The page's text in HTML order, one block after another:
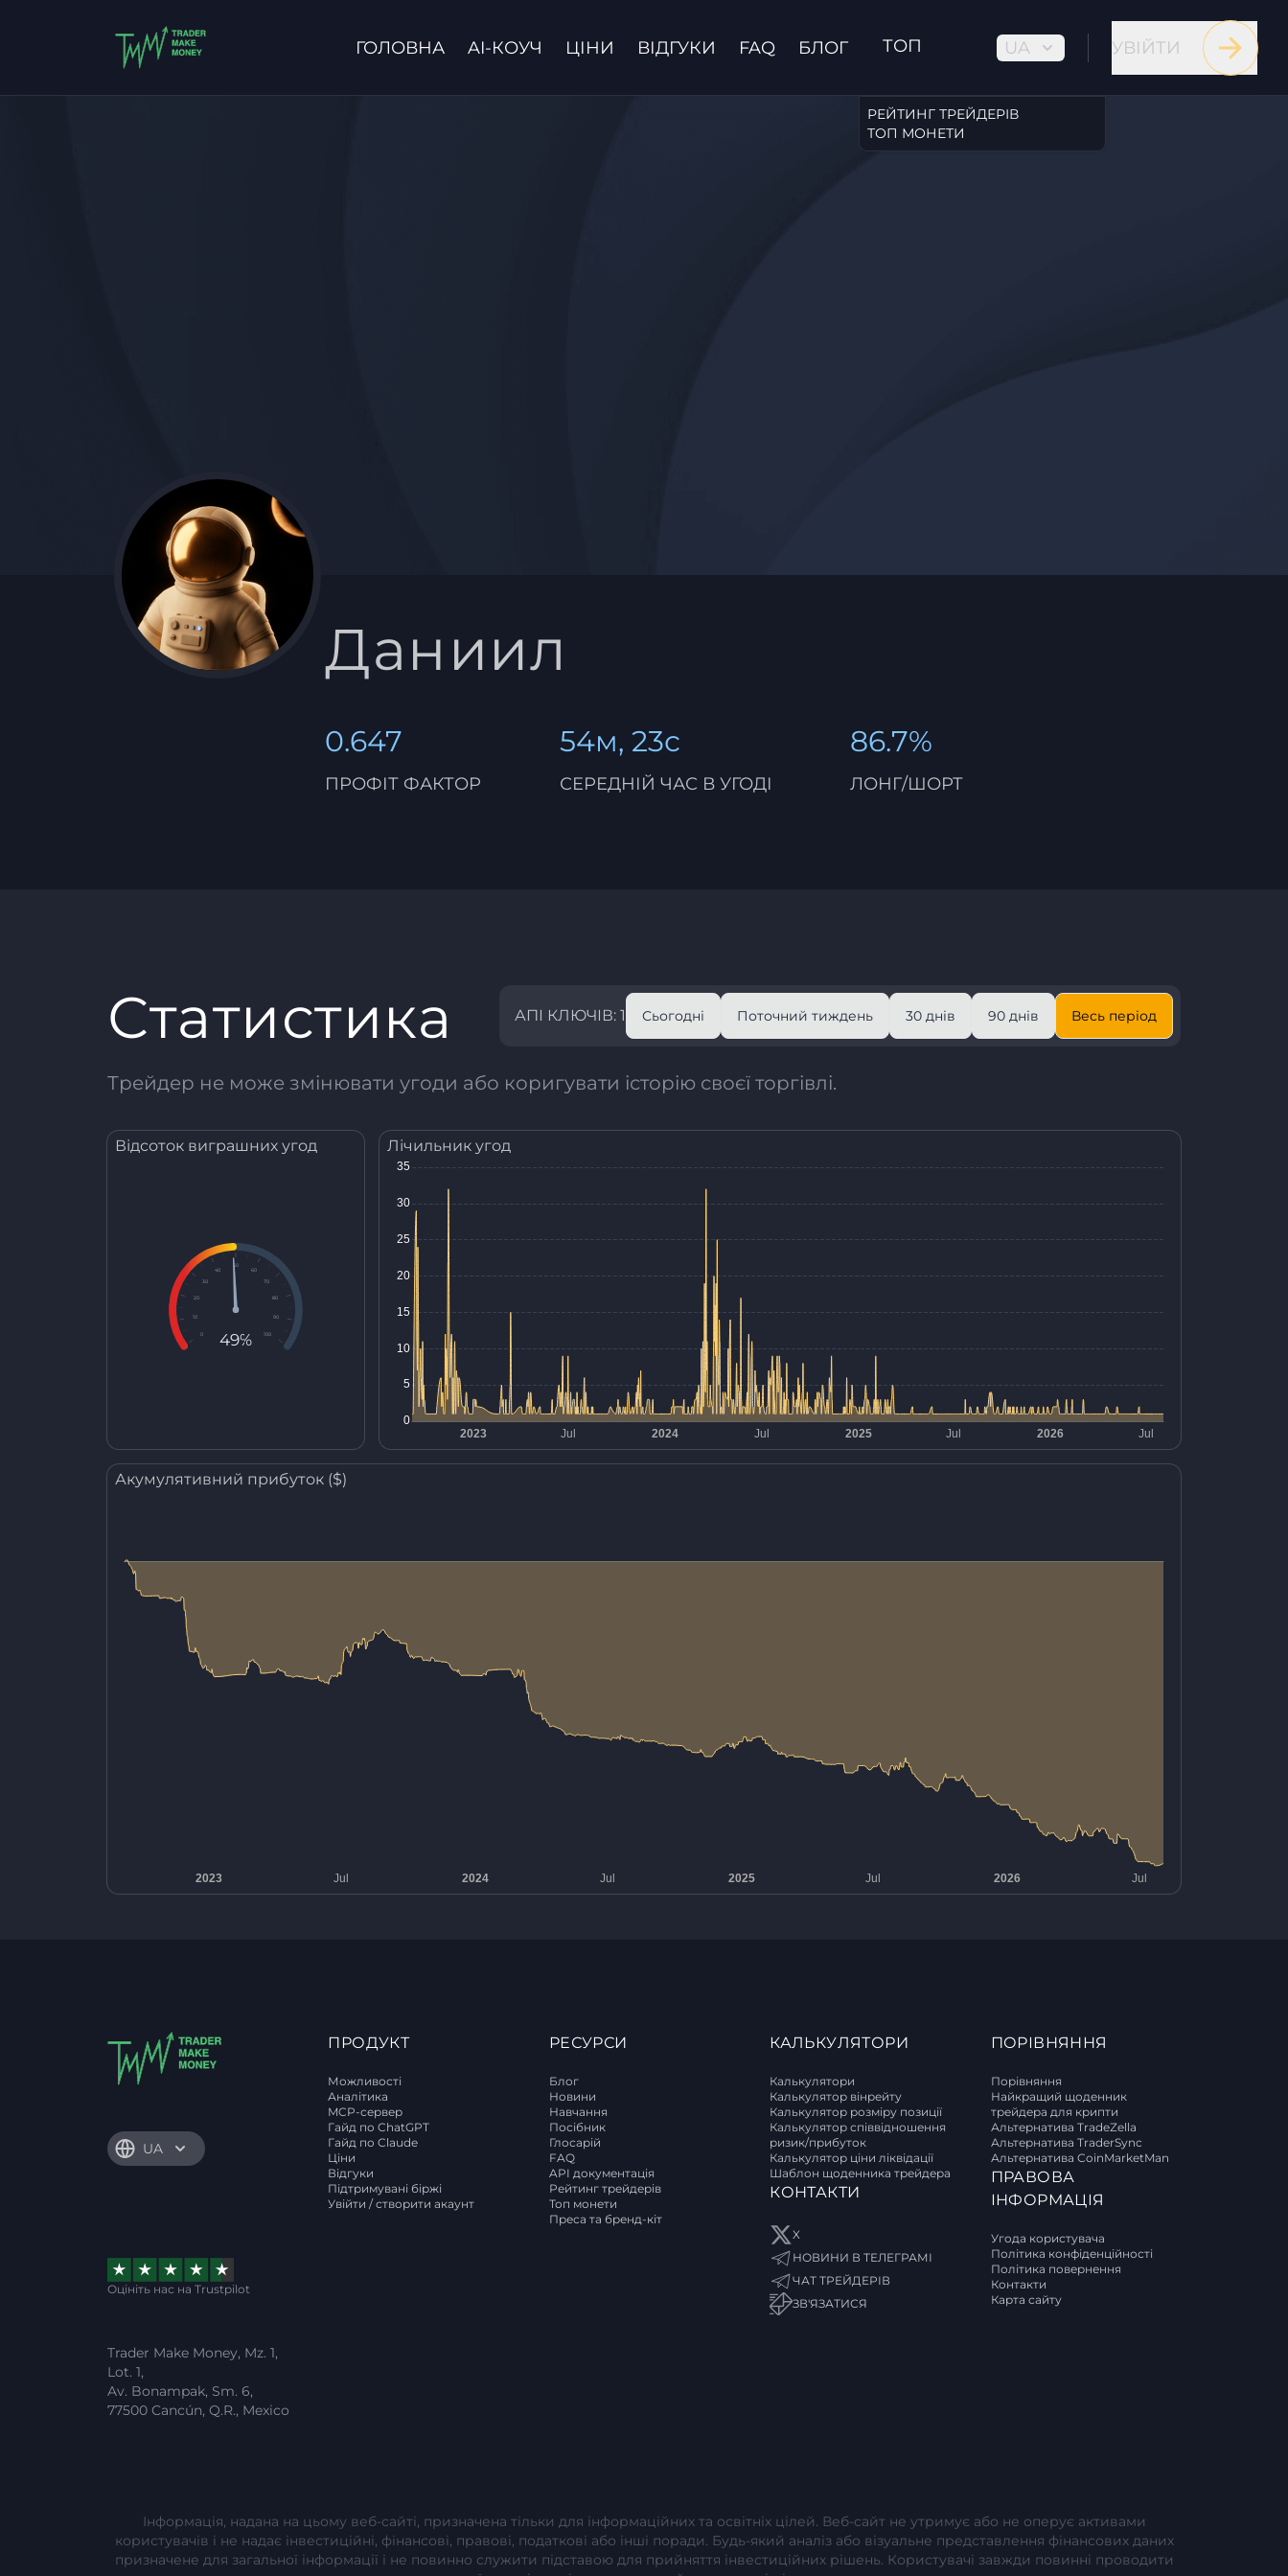
ГОЛОВНА AI-КОУЧ ЦІНИ ВІДГУКИ FAQ БЛОГ ТОП
РЕЙТИНГ ТРЕЙДЕРІВ
ТОП МОНЕТИ
UA УВІЙТИ
Даниил
0.647
ПРОФІТ ФАКТОР
54м, 23с
СЕРЕДНІЙ ЧАС В УГОДІ
86.7%
ЛОНГ/ШОРТ
Статистика АПІ КЛЮЧІВ: 1 Сьогодні Поточний тиждень 30 днів 90 днів Весь період
Трейдер не може змінювати угоди або коригувати історію своєї торгівлі.
Відсоток виграшних угод
0
10
20
30
40
50
60
70
80
90
100
49%
Лічильник угод
Акумулятивний прибуток ($)
UA
Оцініть нас на Trustpilot
Trader Make Money, Mz. 1,
Lot. 1,
Av. Bonampak, Sm. 6,
77500 Cancún, Q.R., Mexico
ПРОДУКТ
Можливості
Аналітика
MCP-сервер
Гайд по ChatGPT
Гайд по Claude
Ціни
Відгуки
Підтримувані біржі
Увійти / створити акаунт
РЕСУРСИ
Блог
Новини
Навчання
Посібник
Глосарій
FAQ
API документація
Рейтинг трейдерів
Топ монети
Преса та бренд-кіт
КАЛЬКУЛЯТОРИ
Калькулятори
Калькулятор вінрейту
Калькулятор розміру позиції
Калькулятор співвідношення
ризик/прибуток
Калькулятор ціни ліквідації
Шаблон щоденника трейдера
КОНТАКТИ
X
НОВИНИ В ТЕЛЕГРАМІ
ЧАТ ТРЕЙДЕРІВ
ЗВ'ЯЗАТИСЯ
ПОРІВНЯННЯ
Порівняння
Найкращий щоденник
трейдера для крипти
Альтернатива TradeZella
Альтернатива TraderSync
Альтернатива CoinMarketMan
ПРАВОВА
ІНФОРМАЦІЯ
Угода користувача
Політика конфіденційності
Політика повернення
Контакти
Карта сайту
Інформація, надана на цьому веб-сайті, призначена тільки для інформаційних та освітніх цілей. Веб-сайт не утримує або не оперує активами
користувачів і не надає інвестиційні, фінансові, правові, податкові або інші поради. Будь-який аналіз або візуальне представлення фінансових даних
призначене для загальної інформації і не повинно служити підставою для прийняття інвестиційних рішень. Користувачі завжди повинні проводити